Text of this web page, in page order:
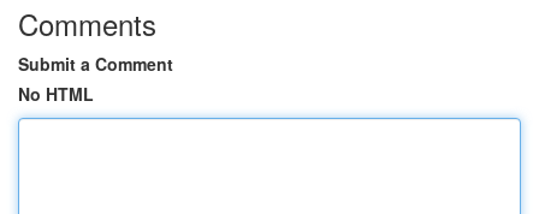
Comments
Submit a Comment
No HTML